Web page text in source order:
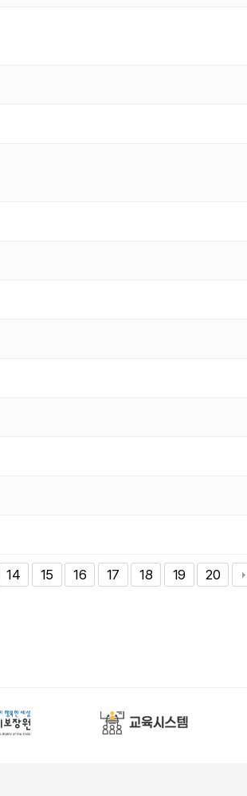
14 15 16 17 18 19 20